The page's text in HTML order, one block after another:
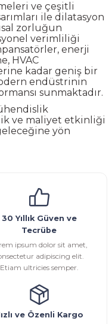
ve çeşitli
ile dilatasyon
zorluğun
verimliliği
enerji
HVAC
kadar geniş bir
endüstrinin
sunmaktadır.
ve maliyet etkinliği
yön
30 Yıllık Güven ve
Tecrübe
ipsum dolor sit amet,
adipiscing elit.
Etiam ultricies semper.
ve Özenli Kargo